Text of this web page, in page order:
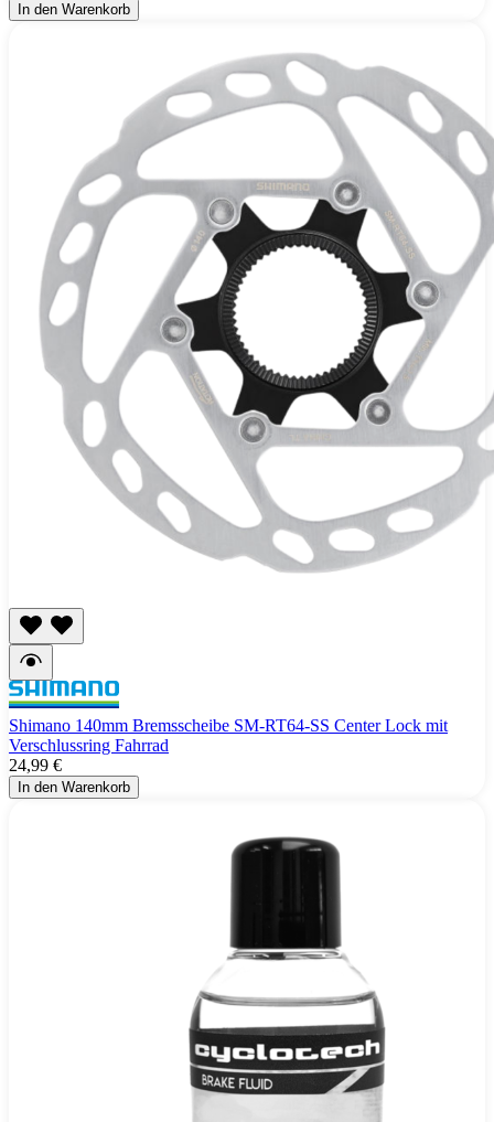
In den Warenkorb
Shimano 140mm Bremsscheibe SM-RT64-SS Center Lock mit
Verschlussring Fahrrad
24,99 €
In den Warenkorb